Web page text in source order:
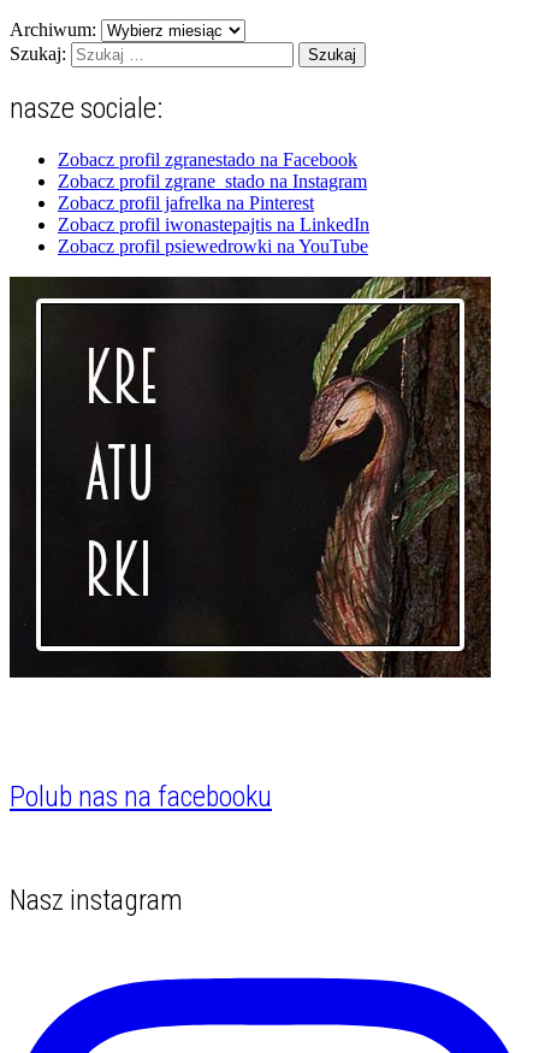
Archiwum:
Szukaj:
nasze sociale:
Zobacz profil zgranestado na Facebook
Zobacz profil zgrane_stado na Instagram
Zobacz profil jafrelka na Pinterest
Zobacz profil iwonastepajtis na LinkedIn
Zobacz profil psiewedrowki na YouTube
Polub nas na facebooku
Nasz instagram